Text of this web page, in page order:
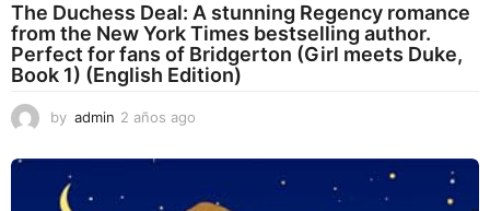
The Duchess Deal: A stunning Regency romance
from the New York Times bestselling author.
Perfect for fans of Bridgerton (Girl meets Duke,
Book 1) (English Edition)
by admin 2 años ago
ñ
s